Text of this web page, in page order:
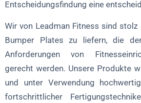
Die Vorteile der Verwendung von Bumper
kommerziellen Fitnessstudios
1. Erhöhte Sicherheit
2. Weniger Lärm und Vibrationen
4. Vielseitigkeit
Entscheidungsfindung eine
Wir von Leadman Fitness sind
Bumper Plates zu liefern, die
Anforderungen von
gerecht werden. Unsere Produkte
und unter Verwendung
fortschrittlicher